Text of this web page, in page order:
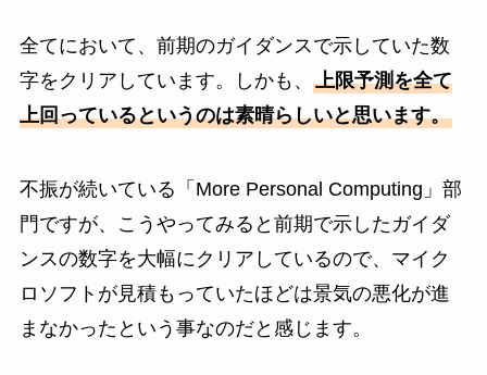
全てにおいて、前期のガイダンスで示していた数
字をクリアしています。しかも、 上限予測を全て
上回っているというのは素晴らしいと思います。
不振が続いている「More Personal Computing」部
門ですが、こうやってみると前期で示したガイダ
ンスの数字を大幅にクリアしているので、マイク
ロソフトが見積もっていたほどは景気の悪化が進
まなかったという事なのだと感じます。